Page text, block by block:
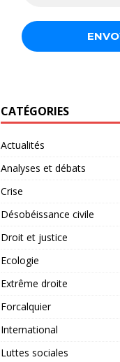
CATÉGORIES
Actualités
Analyses et débats
Crise
Désobéissance civile
Droit et justice
Ecologie
Extrême droite
Forcalquier
International
Luttes sociales